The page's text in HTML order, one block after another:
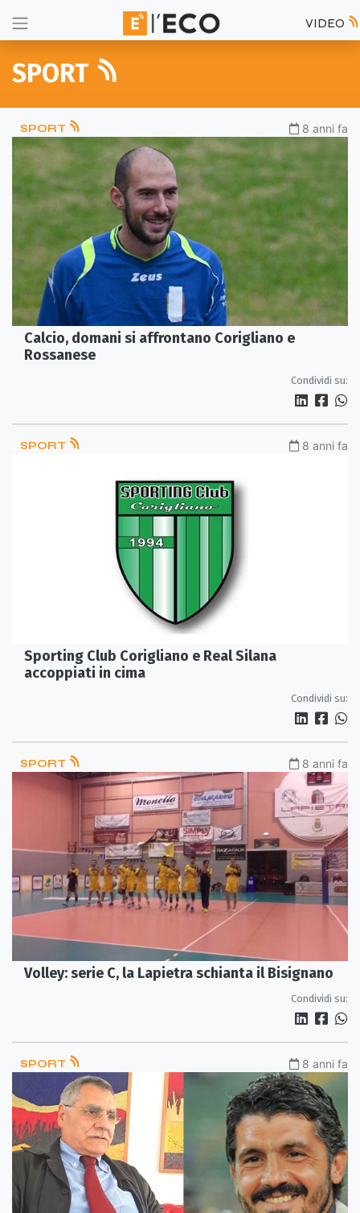
VIDEO
SPORT
SPORT 8 anni fa
Calcio, domani si affrontano Corigliano e
Rossanese
Condividi su:
SPORT 8 anni fa
Sporting Club Corigliano e Real Silana
accoppiati in cima
Condividi su:
SPORT 8 anni fa
Volley: serie C, la Lapietra schianta il Bisignano
Condividi su:
SPORT 8 anni fa